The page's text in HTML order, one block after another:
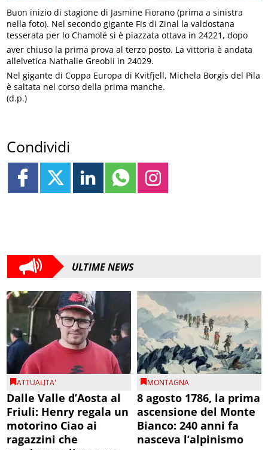
Buon inizio di stagione di Jasmine Fiorano (prima a sinistra
nella foto). Nel secondo gigante Fis di Zinal la valdostana
tesserata per lo Chamolé si è piazzata ottava in 24221, dopo
aver chiuso la prima prova al terzo posto. La vittoria è andata
allelvetica Nathalie Greobli in 24029.
Nel gigante di Coppa Europa di Kvitfjell, Michela Borgis del Pila
è saltata nel corso della prima manche.
(d.p.)
Condividi
ULTIME NEWS
ATTUALITA'
Dalle Valle d’Aosta al
Friuli: Henry regala un
motorino Ciao ai
ragazzini che
MONTAGNA
8 agosto 1786, la prima
ascensione del Monte
Bianco: 240 anni fa
nasceva l’alpinismo